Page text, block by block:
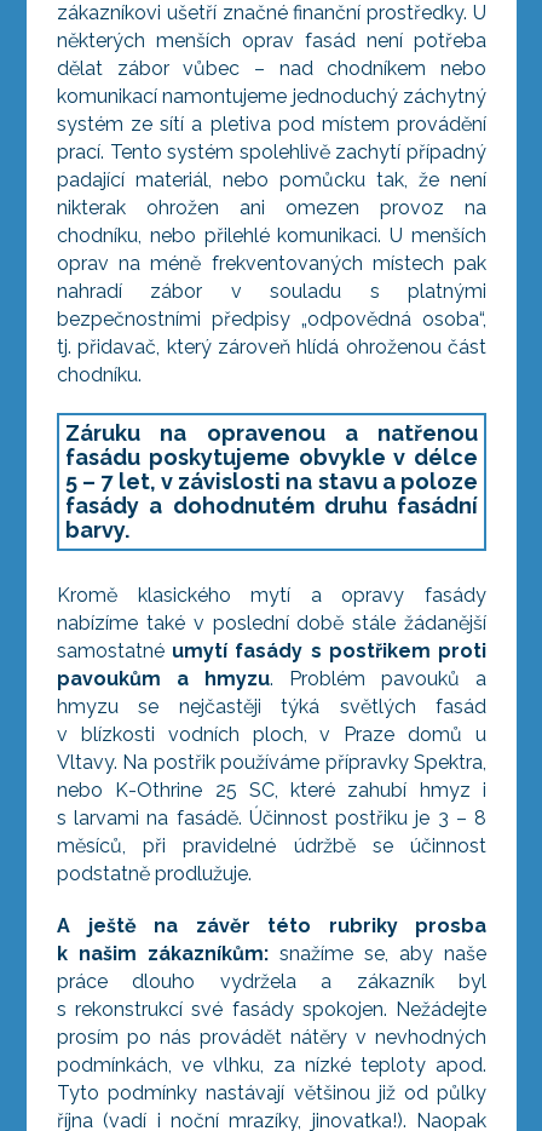
zákazníkovi ušetří značné finanční prostředky. U
některých menších oprav fasád není potřeba
dělat zábor vůbec – nad chodníkem nebo
komunikací namontujeme jednoduchý záchytný
systém ze sítí a pletiva pod místem provádění
prací. Tento systém spolehlivě zachytí případný
padající materiál, nebo pomůcku tak, že není
nikterak ohrožen ani omezen provoz na
chodníku, nebo přilehlé komunikaci. U menších
oprav na méně frekventovaných místech pak
nahradí zábor v souladu s platnými
bezpečnostními předpisy „odpovědná osoba“,
tj. přidavač, který zároveň hlídá ohroženou část
chodníku.
Záruku na opravenou a natřenou
fasádu poskytujeme obvykle v délce
5 – 7 let, v závislosti na stavu a poloze
fasády a dohodnutém druhu fasádní
barvy.
Kromě klasického mytí a opravy fasády
nabízíme také v poslední době stále žádanější
samostatné umytí fasády s postřikem proti
pavoukům a hmyzu. Problém pavouků a
hmyzu se nejčastěji týká světlých fasád
v blízkosti vodních ploch, v Praze domů u
Vltavy. Na postřik používáme přípravky Spektra,
nebo K-Othrine 25 SC, které zahubí hmyz i
s larvami na fasádě. Účinnost postřiku je 3 – 8
měsíců, při pravidelné údržbě se účinnost
podstatně prodlužuje.
A ještě na závěr této rubriky prosba
k našim zákazníkům: snažíme se, aby naše
práce dlouho vydržela a zákazník byl
s rekonstrukcí své fasády spokojen. Nežádejte
prosím po nás provádět nátěry v nevhodných
podmínkách, ve vlhku, za nízké teploty apod.
Tyto podmínky nastávají většinou již od půlky
října (vadí i noční mrazíky, jinovatka!). Naopak